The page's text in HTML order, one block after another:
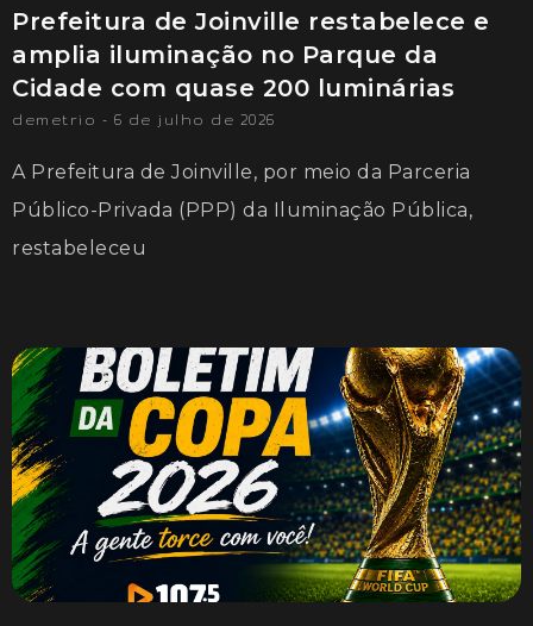
Prefeitura de Joinville restabelece e
amplia iluminação no Parque da
Cidade com quase 200 luminárias
demetrio 6 de julho de 2026
A Prefeitura de Joinville, por meio da Parceria
Público-Privada (PPP) da Iluminação Pública,
restabeleceu